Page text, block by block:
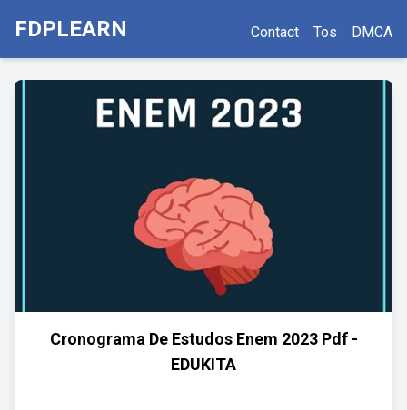
FDPLEARN Contact Tos DMCA
Cronograma De Estudos Enem 2023 Pdf -
EDUKITA